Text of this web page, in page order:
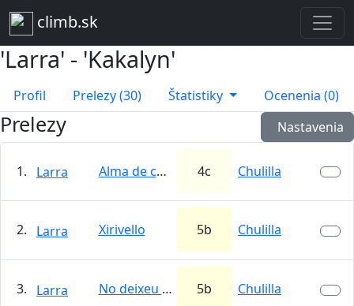
climb.sk
'Larra' - 'Kakalyn'
Profil Prelezy (30) Štatistiky Ocenenia (0)
Prelezy Nastavenia
1. Larra Alma de cómico 4c Chulilla
2. Larra Xirivello 5b Chulilla
3. Larra No deixeu deixalles 5b Chulilla